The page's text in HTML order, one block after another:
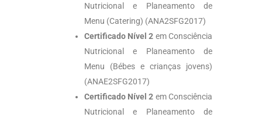
Nutricional e Planeamento de
Menu (Catering) (ANA2SFG2017)
Certificado Nível 2 em Consciência
Nutricional e Planeamento de
Menu (Bébes e crianças jovens)
(ANAE2SFG2017)
Certificado Nível 2 em Consciência
Nutricional e Planeamento de